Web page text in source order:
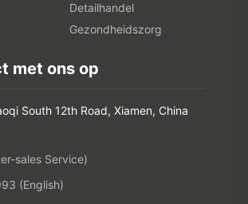
Detailhandel
Gezondheidszorg
met ons op
South 12th Road, Xiamen, China
sales Service)
(English)